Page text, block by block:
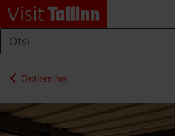
Ostlemine